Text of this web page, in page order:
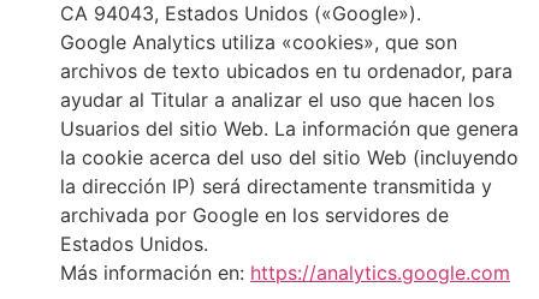
CA 94043, Estados Unidos («Google»).
Google Analytics utiliza «cookies», que son
archivos de texto ubicados en tu ordenador, para
ayudar al Titular a analizar el uso que hacen los
Usuarios del sitio Web. La información que genera
la cookie acerca del uso del sitio Web (incluyendo
la dirección IP) será directamente transmitida y
archivada por Google en los servidores de
Estados Unidos.
Más información en: https://analytics.google.com